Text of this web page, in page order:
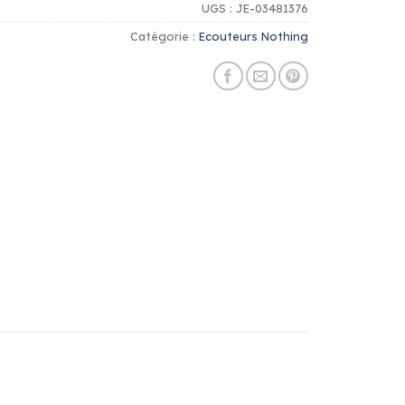
UGS : JE-03481376
Catégorie : Ecouteurs Nothing